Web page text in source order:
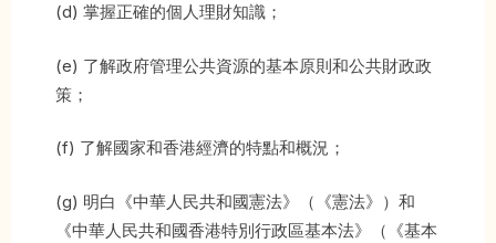
(d) 掌握正確的個人理財知識；
(e) 了解政府管理公共資源的基本原則和公共財政政
策；
(f) 了解國家和香港經濟的特點和概況；
(g) 明白《中華人民共和國憲法》（《憲法》）和
《中華人民共和國香港特別行政區基本法》（《基本